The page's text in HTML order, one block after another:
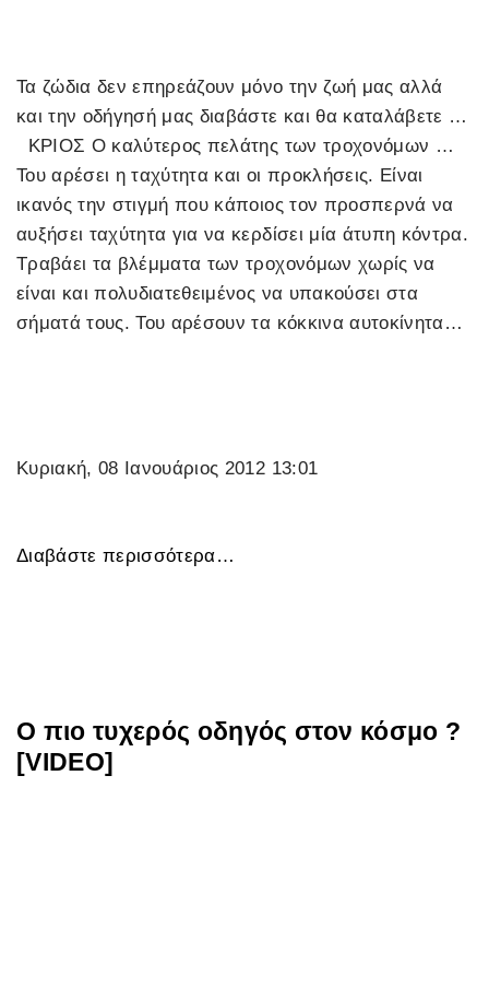
Τα ζώδια δεν επηρεάζουν μόνο την ζωή μας αλλά
και την οδήγησή μας διαβάστε και θα καταλάβετε …
ΚΡΙΟΣ Ο καλύτερος πελάτης των τροχονόμων …
Του αρέσει η ταχύτητα και οι προκλήσεις. Είναι
ικανός την στιγμή που κάποιος τον προσπερνά να
αυξήσει ταχύτητα για να κερδίσει μία άτυπη κόντρα.
Τραβάει τα βλέμματα των τροχονόμων χωρίς να
είναι και πολυδιατεθειμένος να υπακούσει στα
σήματά τους. Του αρέσουν τα κόκκινα αυτοκίνητα…
Κυριακή, 08 Ιανουάριος 2012 13:01
Διαβάστε περισσότερα…
Ο πιο τυχερός οδηγός στον κόσμο ?
[VIDEO]